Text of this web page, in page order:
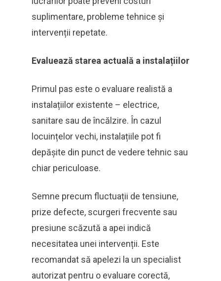
suplimentare, probleme tehnice și
intervenții repetate.
Evaluează starea actuală a instalațiilor
Primul pas este o evaluare realistă a
instalațiilor existente – electrice,
sanitare sau de încălzire. În cazul
locuințelor vechi, instalațiile pot fi
depășite din punct de vedere tehnic sau
chiar periculoase.
Semne precum fluctuații de tensiune,
prize defecte, scurgeri frecvente sau
presiune scăzută a apei indică
necesitatea unei intervenții. Este
recomandat să apelezi la un specialist
autorizat pentru o evaluare corectă,